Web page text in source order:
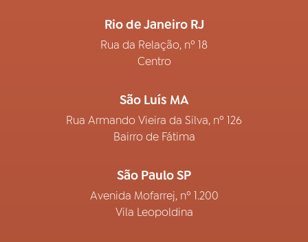
Rio de Janeiro RJ
Rua da Relação, nº 18
Centro
São Luís MA
Rua Armando Vieira da Silva, nº 126
Bairro de Fátima
São Paulo SP
Avenida Mofarrej, nº 1.200
Vila Leopoldina